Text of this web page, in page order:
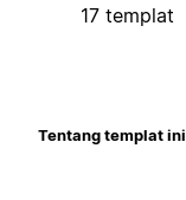
17 templat
Tentang templat ini